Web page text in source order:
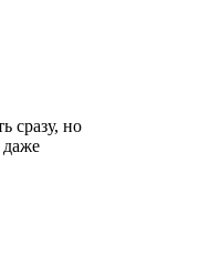
сразу, но
даже